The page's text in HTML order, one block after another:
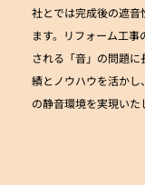
社とでは完成後の遮
ます。リフォーム工事
される「音」の問題
績とノウハウを活かし
の静音環境を実現いた